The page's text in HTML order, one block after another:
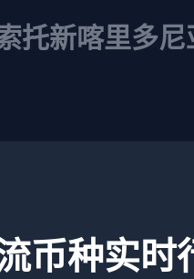
托新喀里多尼
币种实时